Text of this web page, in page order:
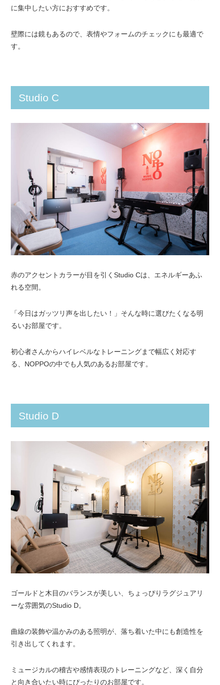
に集中したい方におすすめです。
壁際には鏡もあるので、表情やフォームのチェックにも最適で
す。
Studio C
赤のアクセントカラーが目を引くStudio Cは、エネルギーあふ
れる空間。
「今日はガッツリ声を出したい！」そんな時に選びたくなる明
るいお部屋です。
初心者さんからハイレベルなトレーニングまで幅広く対応す
る、NOPPOの中でも人気のあるお部屋です。
Studio D
ゴールドと木目のバランスが美しい、ちょっぴりラグジュアリ
ーな雰囲気のStudio D。
曲線の装飾や温かみのある照明が、落ち着いた中にも創造性を
引き出してくれます。
ミュージカルの稽古や感情表現のトレーニングなど、深く自分
と向き合いたい時にぴったりのお部屋です。